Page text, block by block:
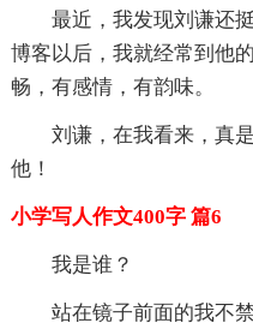
最近，我发现刘谦还
博客以后，我就经常到他
畅，有感情，有韵味。
刘谦，在我看来，真
他！
小学写人作文400字 篇6
我是谁？
站在镜子前面的我不